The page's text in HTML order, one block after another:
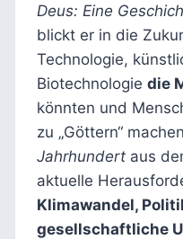
Deus: Eine
blickt er in die
Technologie,
Biotechnologie die
könnten und
zu „Göttern“
Jahrhundertaus
aktuelle
Klimawandel,
gesellschaftliche